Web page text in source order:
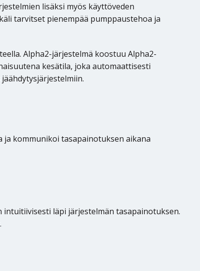
lisäksi myös käyttöveden
tarvitset pienempää pumppaustehoa ja
Alpha2-järjestelmä koostuu Alpha2-
kesätila, joka automaattisesti
ja kommunikoi tasapainotuksen aikana
intuitiivisesti läpi järjestelmän tasapainotuksen.